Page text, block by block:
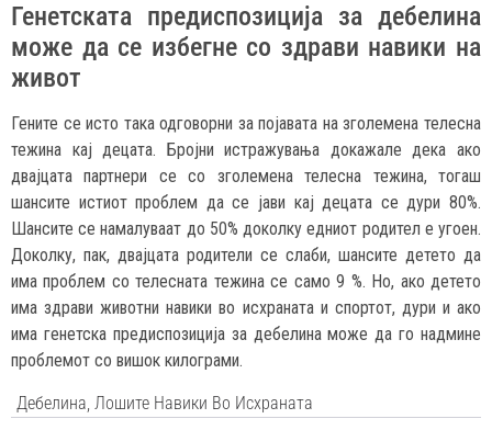
Генетската предиспозиција за дебелина
може да се избегне со здрави навики на
живот
Гените се исто така одговорни за појавата на зголемена телесна
тежина кај децата. Бројни истражувања докажале дека ако
двајцата партнери се со зголемена телесна тежина, тогаш
шансите истиот проблем да се јави кај децата се дури 80%.
Шансите се намалуваат до 50% доколку едниот родител е угоен.
Доколку, пак, двајцата родители се слаби, шансите детето да
има проблем со телесната тежина се само 9 %. Но, ако детето
има здрави животни навики во исхраната и спортот, дури и ако
има генетска предиспозиција за дебелина може да го надмине
проблемот со вишок килограми.
Дебелина Лошите Навики Во Исхраната